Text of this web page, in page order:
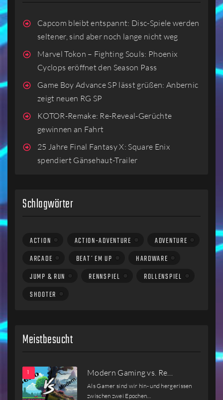
Capcom bleibt entspannt: Disc-Spiele werden
seltener, sind aber noch lange nicht weg
Marvel Tokon – Fighting Souls: Phoenix
Cyclops eröffnet den Season Pass
Game Boy Advance SP lässt grüßen: Anbernic
zeigt neuen RG SP
KOTOR-Remake: Re-Reveal-Gerüchte
gewinnen an Fahrt
25 Jahre Final Fantasy X: Square Enix
spendiert Gänsehaut-Trailer
Schlagwörter
ACTION ACTION-ADVENTURE
ADVENTURE
ARCADE
BEAT´EM UP
HARDWARE
JUMP & RUN
RENNSPIEL
ROLLENSPIEL
SHOOTER
Meistbesucht
Modern Gaming vs. Re…
Als Gamer sind wir hin- und hergerissen
zwischen zwei Epochen…